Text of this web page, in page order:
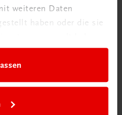
weiteren Daten
haben oder die sie